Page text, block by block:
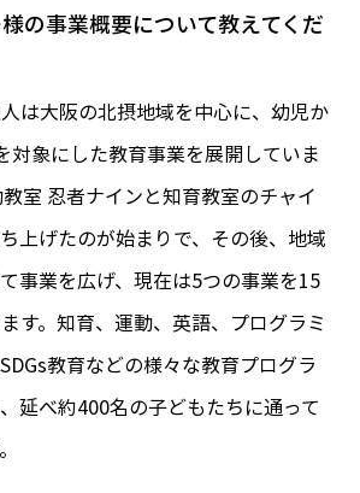
の事業概要について教えてくだ
人は大阪の北摂地域を中心に、幼児か
対象にした教育事業を展開していま
室 忍者ナインと知育教室のチャイ
上げたのが始まりで、その後、地域
事業を広げ、現在は5つの事業を15
す。知育、運動、英語、プログラミ
教育などの様々な教育プログラ
延べ約400名の子どもたちに通って